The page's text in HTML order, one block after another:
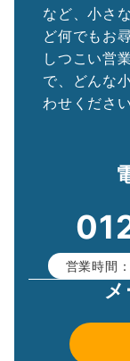
など、小さ
ど何でもお
しつこい営
で、どんな
わせください
営業時間